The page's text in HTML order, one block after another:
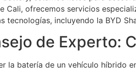
Cali, ofrecemos servicios
tecnologías, incluyendo la BYD
de Experto:
la batería de un vehículo híbrido